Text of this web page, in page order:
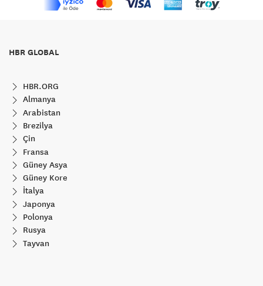
HBR GLOBAL
HBR.ORG
Almanya
Arabistan
Brezilya
Çin
Fransa
Güney Asya
Güney Kore
İtalya
Japonya
Polonya
Rusya
Tayvan